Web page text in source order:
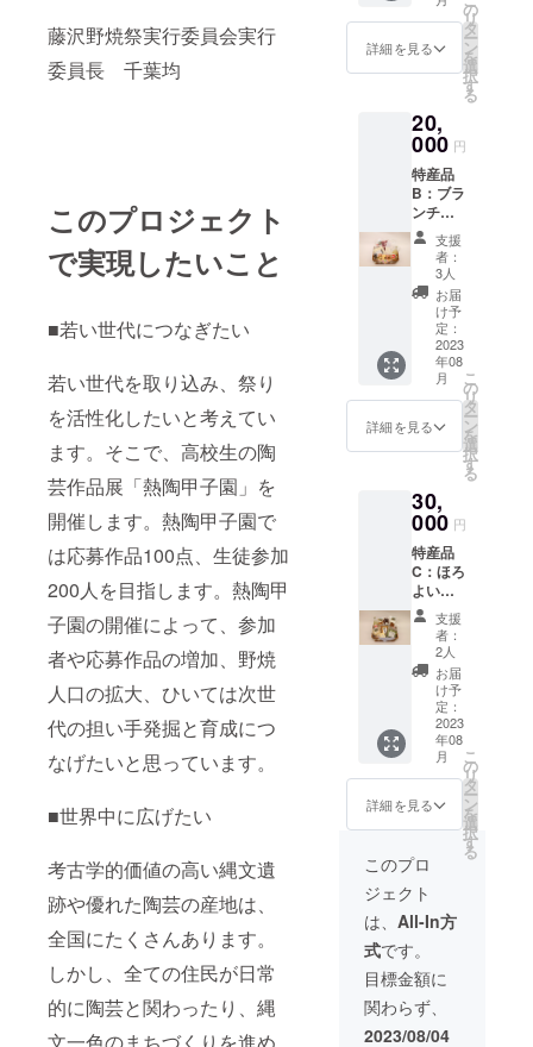
藤沢野焼祭実行委員会実行
委員長 千葉均
このプロジェクト
で実現したいこと
■若い世代につなぎたい
若い世代を取り込み、祭り
を活性化したいと考えてい
ます。そこで、高校生の陶
芸作品展「熱陶甲子園」を
開催します。熱陶甲子園で
は応募作品100点、生徒参加
200人を目指します。熱陶甲
子園の開催によって、参加
者や応募作品の増加、野焼
人口の拡大、ひいては次世
代の担い手発掘と育成につ
なげたいと思っています。
■世界中に広げたい
考古学的価値の高い縄文遺
跡や優れた陶芸の産地は、
全国にたくさんあります。
しかし、全ての住民が日常
的に陶芸と関わったり、縄
造から1
年間
「原材
料及び
添加物
品表示
はお届
け商品
のラベ
ルに表
記され
ます。
商品開
封前に
は必ず
お届け
のリ
ターン
に貼付
された
ラベル
や注意
い。」
詳細を見る
の
リ
タ
ー
ン
を
選
択
す
る
20,
000 円
特産品
B：ブラ
ンチ
セット
（内容
は以下
のとお
り）
館ヶ森
高原豚
切落し
（200g
）〔未
開封冷
蔵10日
間〕、
ちゃん
米
（500g
）、 り
んご
ジュー
ス〔製
造から1
半〕、
クッ
キー
〔製造
から14
間〕、
かけう
〔未開
封冷蔵
14日
間〕
「原材
料及び
添加物
等の食
品表示
はお届
支援
者：
3人
お届
け予
定：
2023
年08
月
詳細を見る
こ
の
リ
タ
ー
ン
を
選
択
す
る
30,
000 円
特産品
C：ほろ
よい
セット
（内容
は以下
のとお
り） 角
煮・豚
足・豚
まん
〔未開
封冷蔵
14日
間〕、
スモー
クチー
ズ〔未
開封冷
蔵6ヵ
月〕、
スモー
クビー
フ〔未
開封冷
蔵6週
支援
者：
2人
お届
け予
定：
2023
年08
月
詳細を見る
こ
の
リ
タ
ー
ン
を
選
択
す
る
このプロ
ジェクト
は、 All-In方
式です。
目標金額に
関わらず、
2023/08/04